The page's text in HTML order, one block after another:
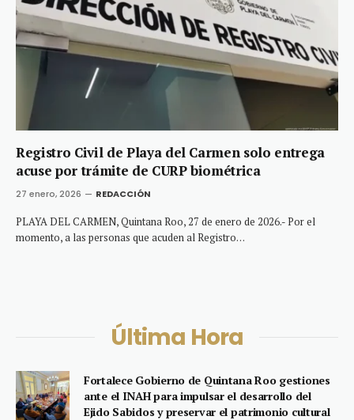
Registro Civil de Playa del Carmen solo entrega
acuse por trámite de CURP biométrica
27 enero, 2026 REDACCIÓN
PLAYA DEL CARMEN, Quintana Roo, 27 de enero de 2026.- Por el
momento, a las personas que acuden al Registro…
Última Hora
Fortalece Gobierno de Quintana Roo gestiones
ante el INAH para impulsar el desarrollo del
Ejido Sabidos y preservar el patrimonio cultural